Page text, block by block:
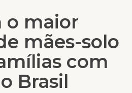
o maior
mães-solo
com
Brasil